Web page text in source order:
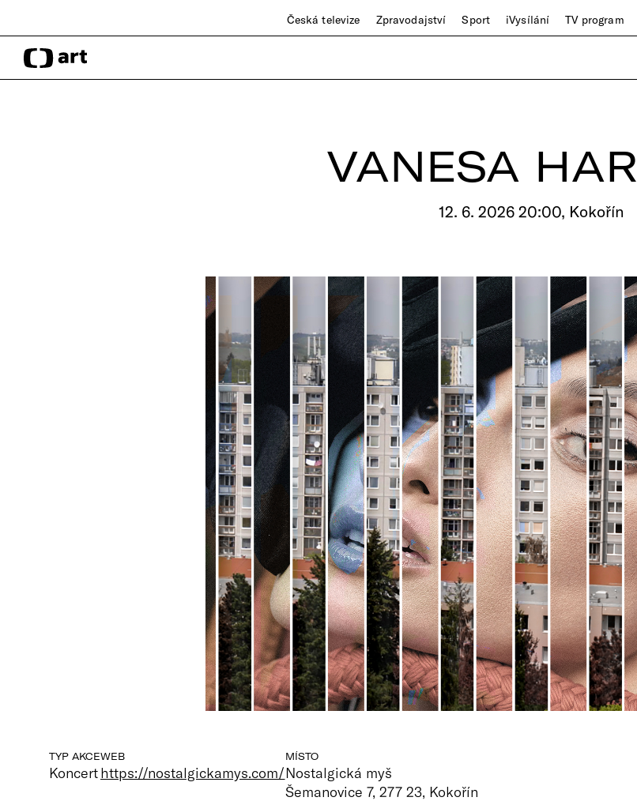
Česká televize Zpravodajství Sport iVysílání TV program
VANESA
12. 6. 2026 20:00, Kokořín
TYP AKCE
Koncert
WEB
https://nostalgickamys.com/
MÍSTO
Nostalgická myš
Šemanovice 7, 277 23, Kokořín